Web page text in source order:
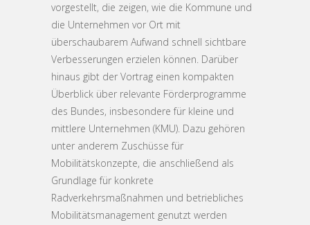
vorgestellt, die zeigen, wie die Kommune und
die Unternehmen vor Ort mit
überschaubarem Aufwand schnell sichtbare
Verbesserungen erzielen können. Darüber
hinaus gibt der Vortrag einen kompakten
Überblick über relevante Förderprogramme
des Bundes, insbesondere für kleine und
mittlere Unternehmen (KMU). Dazu gehören
unter anderem Zuschüsse für
Mobilitätskonzepte, die anschließend als
Grundlage für konkrete
Radverkehrsmaßnahmen und betriebliches
Mobilitätsmanagement genutzt werden